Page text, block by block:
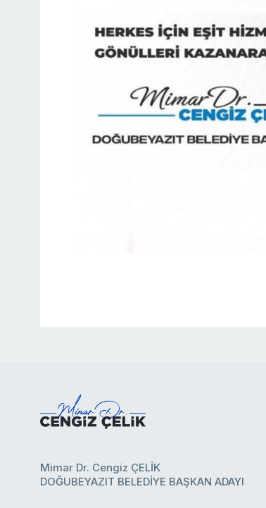
Mimar Dr. Cengiz ÇELİK
DOĞUBEYAZIT BELEDİYE BAŞKAN ADAYI